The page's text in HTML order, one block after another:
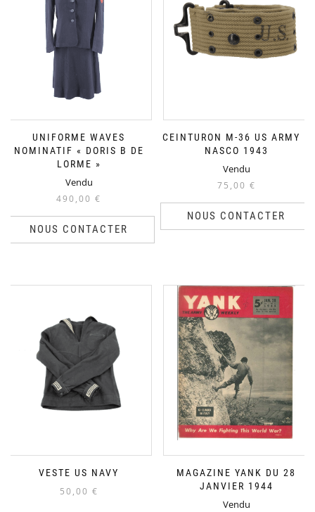
UNIFORME WAVES
NOMINATIF « DORIS B DE
LORME »
Vendu
490,00 €
NOUS CONTACTER
CEINTURON M-36 US ARMY –
NASCO 1943
Vendu
75,00 €
NOUS CONTACTER
VESTE US NAVY
50,00 €
MAGAZINE YANK DU 28
JANVIER 1944
Vendu